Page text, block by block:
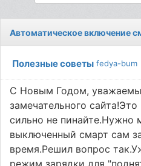
Автоматическое включение
Полезные советы fedya-bum
С Новым Годом,
замечательного
сильно не пинайте.Нужно
выключенный смарт сам
время.Решил вопрос
режим зарядки для